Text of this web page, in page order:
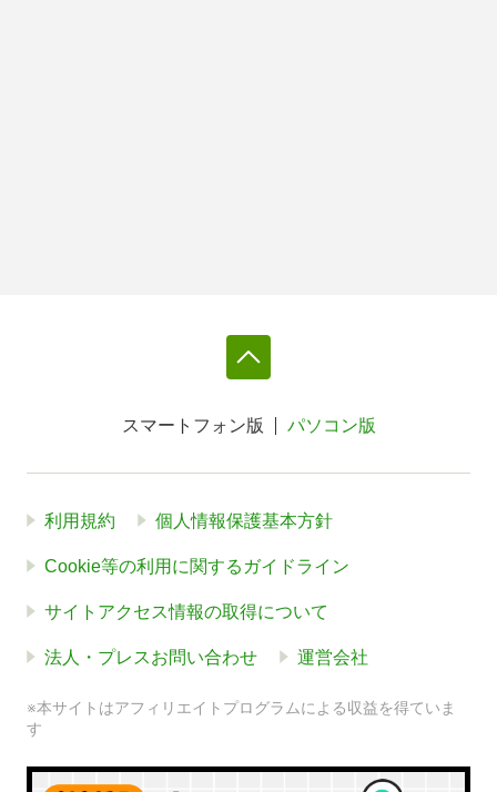
スマートフォン版 パソコン版
利用規約 個人情報保護基本方針
Cookie等の利用に関するガイドライン
サイトアクセス情報の取得について
法人・プレスお問い合わせ 運営会社
※本サイトはアフィリエイトプログラムによる収益を得ていま
す